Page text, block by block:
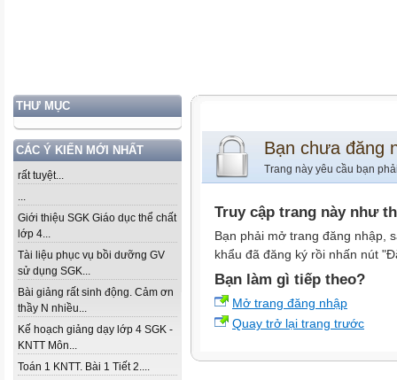
THƯ MỤC
CÁC Ý KIẾN MỚI NHẤT
rất tuyệt...
...
Giới thiệu SGK Giáo dục thể chất
lớp 4...
Tài liệu phục vụ bồi dưỡng GV
sử dụng SGK...
Bài giảng rất sinh động. Cảm ơn
thầy N nhiều...
Kế hoạch giảng dạy lớp 4 SGK -
KNTT Môn...
Toán 1 KNTT. Bài 1 Tiết 2....
Bạn chưa đăng
Trang này yêu cầu bạn
Truy cập trang này như
Bạn phải mở trang đăng nhập,
khẩu đã đăng ký rồi nhấn nút
Bạn làm gì tiếp theo?
Mở trang đăng nhập
Quay trở lại trang trước